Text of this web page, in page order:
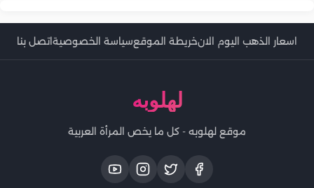
اسعار الذهب اليوم الانخريطة الموقعسياسة الخصوصيةاتصل بنا
لهلوبه
موقع لهلوبه - كل ما يخص المرأة العربية